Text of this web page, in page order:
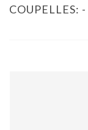
COUPELLES: